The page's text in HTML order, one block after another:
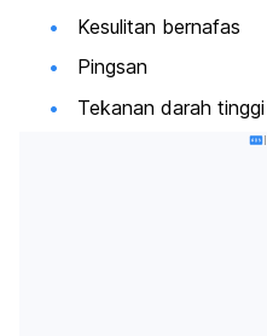
Kesulitan bernafas
Pingsan
Tekanan darah